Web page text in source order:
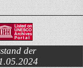
der